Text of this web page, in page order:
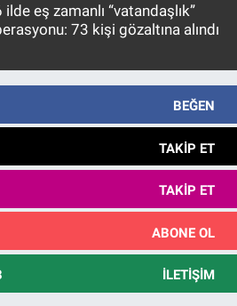
ilde eş zamanlı “vatandaşlık”
73 kişi gözaltına alındı
BEĞEN
TAKIP ET
TAKIP ET
ABONE OL
İLETIŞIM